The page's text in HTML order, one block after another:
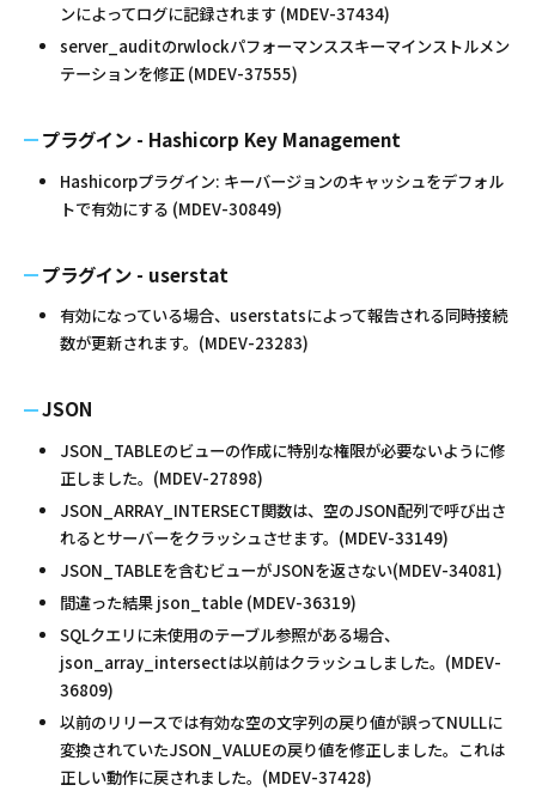
ンによってログに記録されます (MDEV-37434)
server_auditのrwlockパフォーマンススキーマインストルメン
テーションを修正 (MDEV-37555)
プラグイン - Hashicorp Key Management
Hashicorpプラグイン: キーバージョンのキャッシュをデフォル
トで有効にする (MDEV-30849)
プラグイン - userstat
有効になっている場合、userstatsによって報告される同時接続
数が更新されます。(MDEV-23283)
JSON
JSON_TABLEのビューの作成に特別な権限が必要ないように修
正しました。(MDEV-27898)
JSON_ARRAY_INTERSECT関数は、空のJSON配列で呼び出さ
れるとサーバーをクラッシュさせます。(MDEV-33149)
JSON_TABLEを含むビューがJSONを返さない(MDEV-34081)
間違った結果 json_table (MDEV-36319)
SQLクエリに未使用のテーブル参照がある場合、
json_array_intersectは以前はクラッシュしました。(MDEV-
36809)
以前のリリースでは有効な空の文字列の戻り値が誤ってNULLに
変換されていたJSON_VALUEの戻り値を修正しました。これは
正しい動作に戻されました。(MDEV-37428)